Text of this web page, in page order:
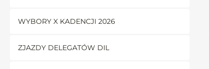
WYBORY X KADENCJI 2026
ZJAZDY DELEGATÓW DIL